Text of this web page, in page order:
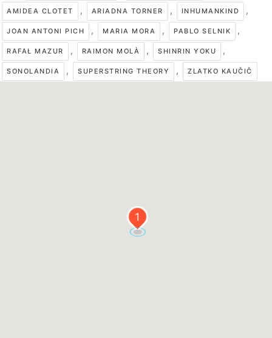
AMIDEA CLOTET , ARIADNA TORNER , INHUMANKIND ,
JOAN ANTONI PICH , MARIA MORA , PABLO SELNIK ,
RAFAŁ MAZUR , RAIMON MOLÀ , SHINRIN YOKU ,
SONOLANDIA , SUPERSTRING THEORY , ZLATKO KAUČIČ
1